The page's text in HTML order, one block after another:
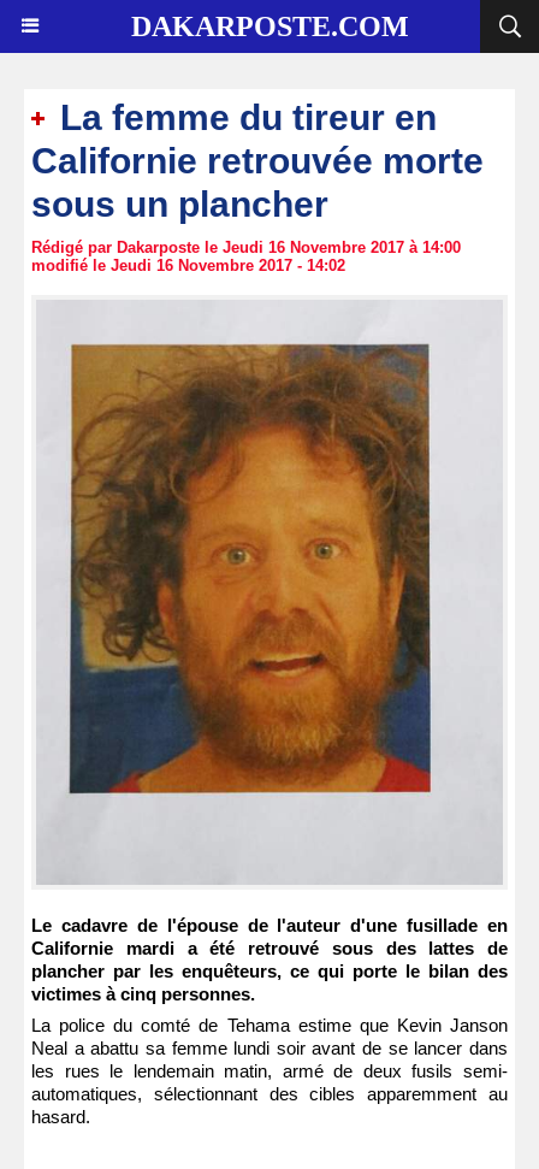
DAKARPOSTE.COM
La femme du tireur en
Californie retrouvée morte
sous un plancher
Rédigé par Dakarposte le Jeudi 16 Novembre 2017 à 14:00
modifié le Jeudi 16 Novembre 2017 - 14:02
Le cadavre de l'épouse de l'auteur d'une fusillade en
Californie mardi a été retrouvé sous des lattes de
plancher par les enquêteurs, ce qui porte le bilan des
victimes à cinq personnes.
La police du comté de Tehama estime que Kevin Janson
Neal a abattu sa femme lundi soir avant de se lancer dans
les rues le lendemain matin, armé de deux fusils semi-
automatiques, sélectionnant des cibles apparemment au
hasard.